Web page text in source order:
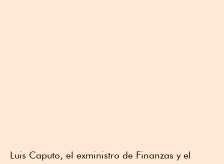
Luis Caputo, el exministro de Finanzas y el